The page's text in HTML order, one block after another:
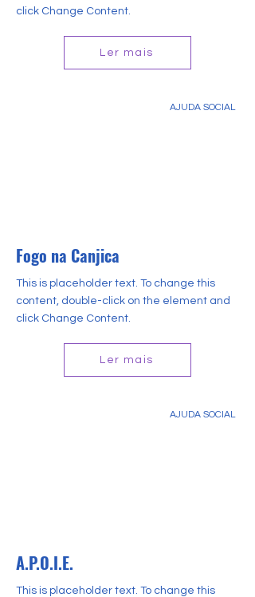
click Change Content.
Ler mais
AJUDA SOCIAL
Fogo na Canjica
This is placeholder text. To change this
content, double-click on the element and
click Change Content.
Ler mais
AJUDA SOCIAL
A.P.O.I.E.
This is placeholder text. To change this